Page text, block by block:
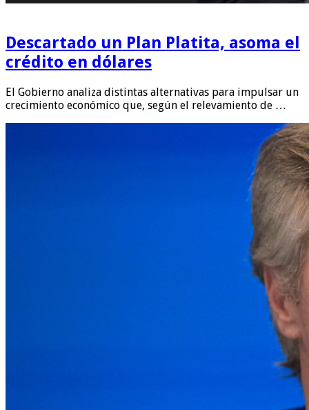
Descartado un Plan Platita, asoma el
crédito en dólares
El Gobierno analiza distintas alternativas para impulsar un
crecimiento económico que, según el relevamiento de …